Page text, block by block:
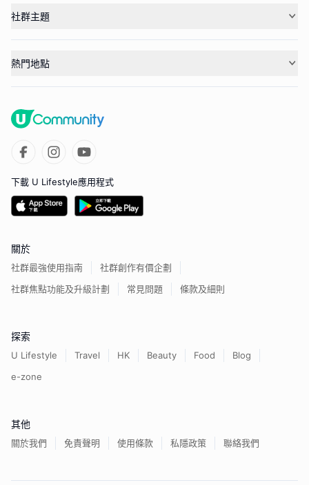
社群主題
熱門地點
下載 U Lifestyle應用程式
關於
社群最強使用指南
社群創作有價企劃
社群焦點功能及升級計劃
常見問題 條款及細則
探索
U Lifestyle Travel HK Beauty Food
Blog
e-zone
其他
關於我們 免責聲明 使用條款 私隱政策 聯絡我們